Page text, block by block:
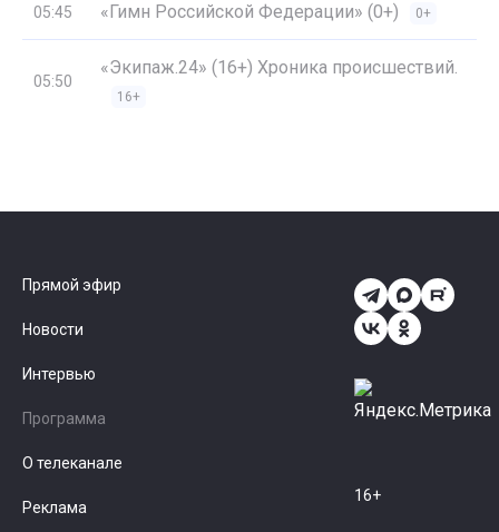
05:45 «Гимн Российской Федерации» (0+) 0+
05:50
«Экипаж.24» (16+) Хроника происшествий.
16+
Прямой эфир
Новости
Интервью
Программа
О телеканале
Реклама
16+